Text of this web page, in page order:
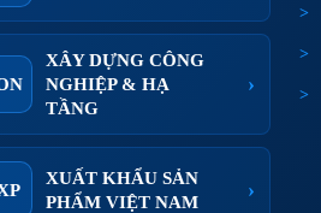
XÂY DỰNG CÔNG
NGHIỆP & HẠ
TẦNG
›
XUẤT KHẨU SẢN
PHẨM VIỆT NAM
›